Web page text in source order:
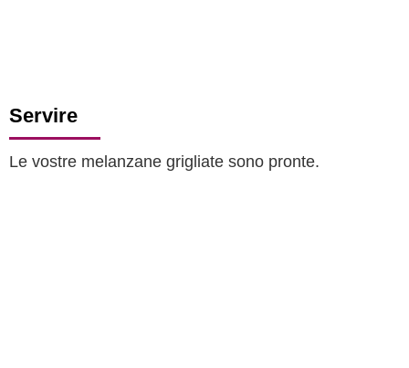
Servire
Le vostre melanzane grigliate sono pronte.